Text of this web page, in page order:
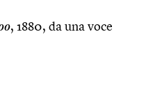
, 1880, da una voce